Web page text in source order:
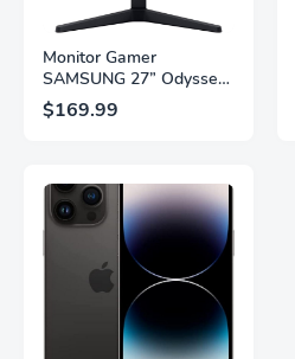
Monitor Gamer
SAMSUNG 27” Odyssey
G5 G53F con Resolución
QHD, HDR10,
Panel IPS, AMD
FreeSync™ Premium,
Ecualizador Negro,
Cambio Automático de
Fuente,
LS27FG532ENXZA
$169.99